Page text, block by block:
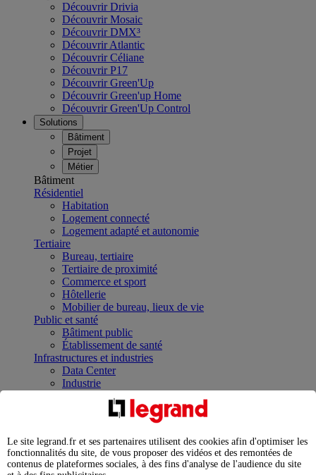
Découvrir Drivia
Découvrir Mosaic
Découvrir DMX³
Découvrir Atlantic
Découvrir Céliane
Découvrir P17
Découvrir Green'Up
Découvrir Green'up Home
Découvrir Green'Up Control
Solutions
Bâtiment
Projet
Métier
Bâtiment
Résidentiel
Habitation
Logement connecté
Logement adapté et autonomie
Tertiaire
Bureau, tertiaire
Tertiaire de proximité
Commerce et sport
Hôtellerie
Mobilier de bureau, lieux de vie
Public et santé
Bâtiment public
Établissement de santé
Infrastructures et industries
Data Center
Industrie
Infrastructures
Contrôler et planifier le fonctionnement des appareils
Répartir et optimiser son tableau électrique
Legrand Data Center Solutions : concentrer les
expertises au service de vos performances
Le site legrand.fr et ses partenaires utilisent des cookies afin d'optimiser les
fonctionnalités du site, de vous proposer des vidéos et des remontées de
contenus de plateformes sociales, à des fins d'analyse de l'audience du site